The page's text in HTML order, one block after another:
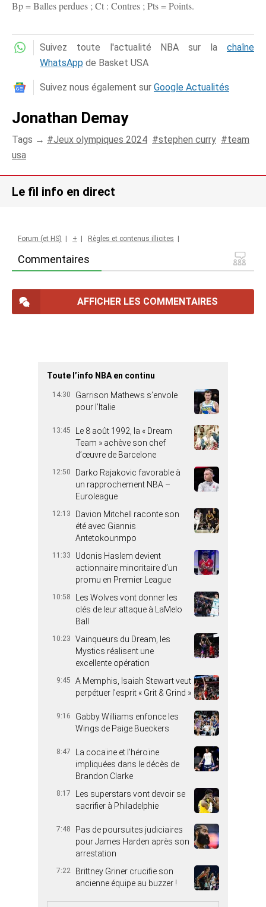
Bp = Balles perdues ; Ct : Contres ; Pts = Points.
Suivez toute l'actualité NBA sur la chaîne
WhatsApp de Basket USA
Suivez nous également sur Google Actualités
Jonathan Demay
Tags → Jeux olympiques 2024 stephen curry
team
usa
Le fil info en direct
Commentaires
Forum (et HS) + Règles et contenus illicites
AFFICHER LES COMMENTAIRES
Toute l’info NBA en continu
14:30
Garrison Mathews s’envole
pour l’Italie
13:45
Le 8 août 1992, la « Dream
Team » achève son chef
d’œuvre de Barcelone
12:50
Darko Rajakovic favorable à
un rapprochement NBA –
Euroleague
12:13
Davion Mitchell raconte son
été avec Giannis
Antetokounmpo
11:33
Udonis Haslem devient
actionnaire minoritaire d’un
promu en Premier League
10:58
Les Wolves vont donner les
clés de leur attaque à LaMelo
Ball
10:23
Vainqueurs du Dream, les
Mystics réalisent une
excellente opération
9:45
A Memphis, Isaiah Stewart veut
perpétuer l’esprit « Grit & Grind »
9:16
Gabby Williams enfonce les
Wings de Paige Bueckers
8:47
La cocaïne et l’héroïne
impliquées dans le décès de
Brandon Clarke
8:17
Les superstars vont devoir se
sacrifier à Philadelphie
7:48
Pas de poursuites judiciaires
pour James Harden après son
arrestation
7:22
Brittney Griner crucifie son
ancienne équipe au buzzer !